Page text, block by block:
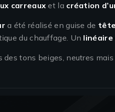
carreauxet la création
a été réalisé en guise de
du chauffage. Un linéaire
des tons beiges, neutres